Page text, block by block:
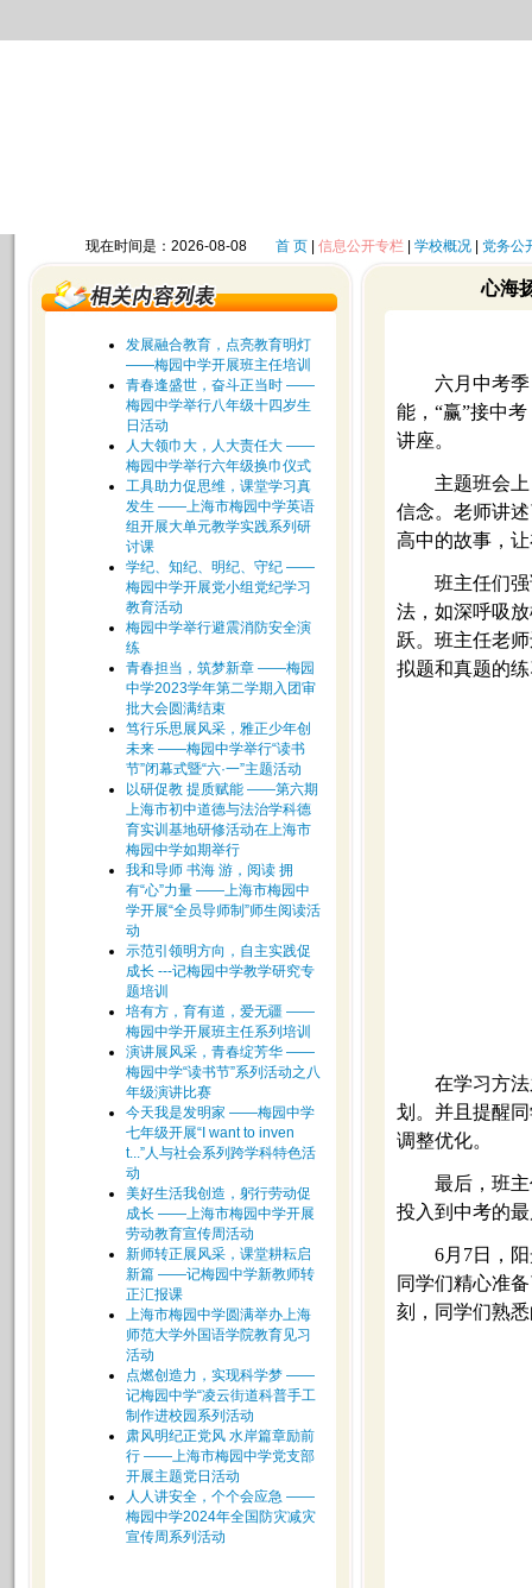
现在时间是：2026-08-08 首 页| 信息公开专栏| 学校概况| 党务公
发展融合教育，点亮教育明灯
——梅园中学开展班主任培训
青春逢盛世，奋斗正当时 ——
梅园中学举行八年级十四岁生
日活动
人大领巾大，人大责任大 ——
梅园中学举行六年级换巾仪式
工具助力促思维，课堂学习真
发生 ——上海市梅园中学英语
组开展大单元教学实践系列研
讨课
学纪、知纪、明纪、守纪 ——
梅园中学开展党小组党纪学习
教育活动
梅园中学举行避震消防安全演
练
青春担当，筑梦新章 ——梅园
中学2023学年第二学期入团审
批大会圆满结束
笃行乐思展风采，雅正少年创
未来 ——梅园中学举行“读书
节”闭幕式暨“六·一”主题活动
以研促教 提质赋能 ——第六期
上海市初中道德与法治学科德
育实训基地研修活动在上海市
梅园中学如期举行
我和导师 书海 游，阅读 拥
有“心”力量 ——上海市梅园中
学开展“全员导师制”师生阅读活
动
示范引领明方向，自主实践促
成长 ---记梅园中学教学研究专
题培训
培有方，育有道，爱无疆 ——
梅园中学开展班主任系列培训
演讲展风采，青春绽芳华 ——
梅园中学“读书节”系列活动之八
年级演讲比赛
今天我是发明家 ——梅园中学
七年级开展“I want to inven
t...”人与社会系列跨学科特色活
动
美好生活我创造，躬行劳动促
成长 ——上海市梅园中学开展
劳动教育宣传周活动
新师转正展风采，课堂耕耘启
新篇 ——记梅园中学新教师转
正汇报课
上海市梅园中学圆满举办上海
师范大学外国语学院教育见习
活动
点燃创造力，实现科学梦 ——
记梅园中学“凌云街道科普手工
制作进校园系列活动
肃风明纪正党风 水岸篇章励前
行 ——上海市梅园中学党支部
开展主题党日活动
人人讲安全，个个会应急 ——
梅园中学2024年全国防灾减灾
宣传周系列活动
心海
六月中考
能，“赢”接中
讲座。
主题班会
信念。老师讲
高中的故事，
班主任们
法，如深呼吸
跃。班主任老
拟题和真题的
在学习方
划。并且提醒
调整优化。
最后，班
投入到中考的
6月7日，
同学们精心准
刻，同学们熟